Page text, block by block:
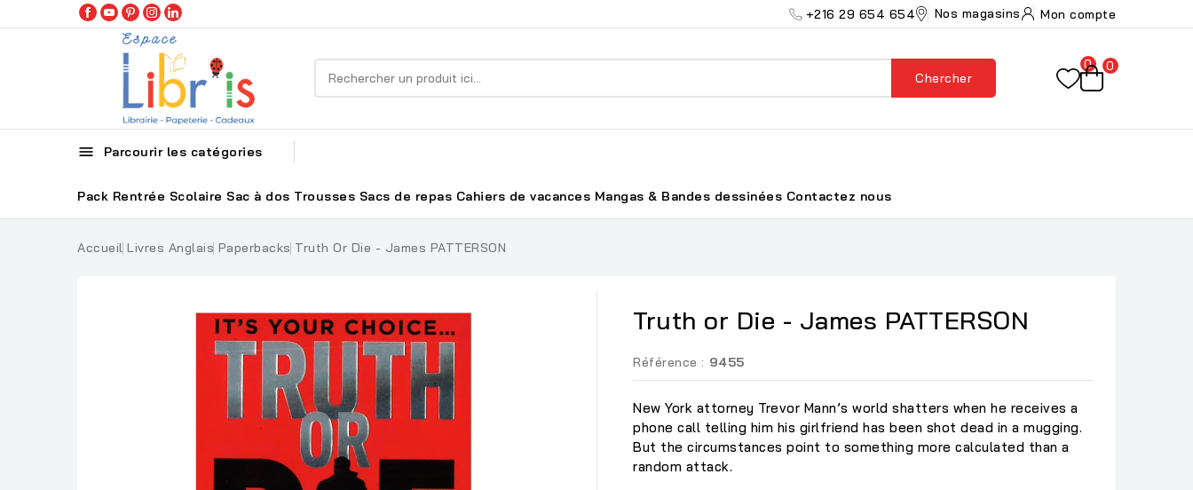
+216 29 654 654 Nos magasins Mon compte
Chercher
0 0
 Parcourir les catégories
Pack Rentrée Scolaire Sac à dos Trousses Sacs de repas Cahiers de vacances Mangas & Bandes dessinées Contactez nous
Accueil Livres Anglais Paperbacks Truth Or Die - James PATTERSON
Truth or Die - James PATTERSON
Référence : 9455
New York attorney Trevor Mann’s world shatters when he receives a
phone call telling him his girlfriend has been shot dead in a mugging.
But the circumstances point to something more calculated than a
random attack.